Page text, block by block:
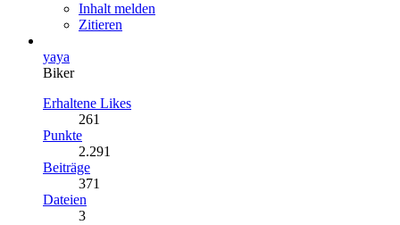
Inhalt melden
Zitieren
yaya
Biker
Erhaltene Likes
261
Punkte
2.291
Beiträge
371
Dateien
3